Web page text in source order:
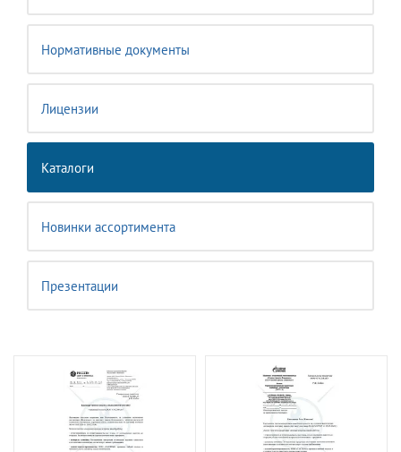
Нормативные документы
Лицензии
Каталоги
Новинки ассортимента
Презентации